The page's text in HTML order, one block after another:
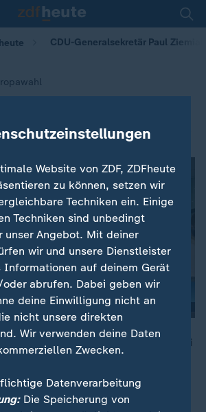
heute CDU-Generalsekretär Paul
weitermachen"
Partei in Deutschland und das sei
um Manfred Weber zum
zu machen, sagt CDU-
Ziemiak.
Website von ZDF, ZDFheute
zu können, setzen wir
Techniken ein. Einige
Techniken sind unbedingt
Angebot. Mit deiner
wir und unsere Dienstleister
Informationen auf deinem Gerät
abrufen. Dabei geben wir
deine Einwilligung nicht an
nicht unsere direkten
Wir verwenden deine Daten
Zwecken.
Datenverarbeitung
Die Speicherung von